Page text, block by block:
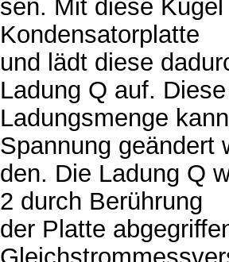
sen. Mit diese
Kondensatorplatte
und lädt diese
Ladung Q auf. Diese
Ladungsmenge
Spannung geändert
den. Die Ladung Q
2 durch Berührung
der Platte